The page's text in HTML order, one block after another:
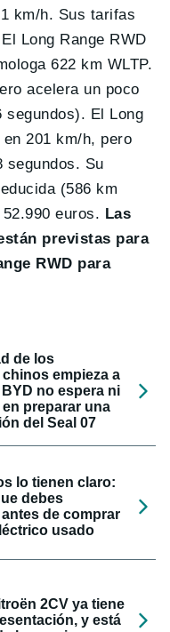
km/h. Sus tarifas
Long Range RWD
622 km WLTP.
acelera un poco
segundos). El Long
en 201 km/h, pero
segundos. Su
(586 km
euros. Las
previstas para
RWD para
de los
empieza a
no espera ni
preparar una
del Seal 07
lo tienen claro:
debes
de comprar
usado
2CV ya tiene
y está